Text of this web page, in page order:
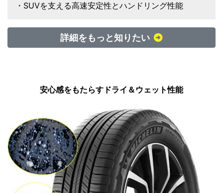
・SUVを支える高速安定性とハンドリング性能
詳細をもっと知りたい
安心感をもたらすドライ＆ウェット性能